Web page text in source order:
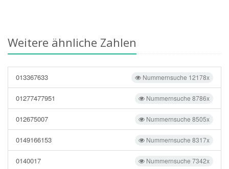
Weitere ähnliche Zahlen
Nummernsuche 12178x
013367633
Nummernsuche 8786x
01277477951
Nummernsuche 8505x
012675007
Nummernsuche 8317x
0149166153
Nummernsuche 7342x
0140017